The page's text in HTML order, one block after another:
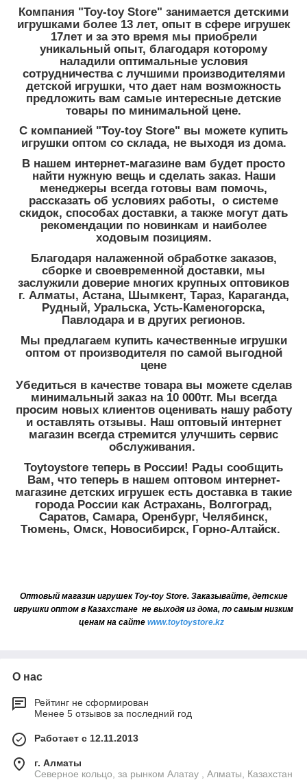
Компания "Toy-toy Store" занимается детскими
игрушками более 13 лет, опыт в сфере игрушек
17лет и за это время мы приобрели
уникальный опыт, благодаря которому
наладили оптимальные условия
сотрудничества с лучшими производителями
детской игрушки, что дает нам возможность
предложить вам самые интересные детские
товары по минимальной цене.
С компанией "Toy-toy Store" вы можете купить
игрушки оптом со склада, не выходя из дома.
В нашем интернет-магазине вам будет просто
найти нужную вещь и сделать заказ. Наши
менеджеры всегда готовы вам помочь,
рассказать об условиях работы, о системе
скидок, способах доставки, а также могут дать
рекомендации по новинкам и наиболее
ходовым позициям.
Благодаря налаженной обработке заказов,
сборке и своевременной доставки, мы
заслужили доверие многих крупных оптовиков
г. Алматы, Астана, Шымкент, Тараз, Караганда,
Рудный, Уральска, Усть-Каменогорска,
Павлодара и в других регионов.
Мы предлагаем купить качественные игрушки
оптом от производителя по самой выгодной
цене
Убедиться в качестве товара вы можете сделав
минимальный заказ на 10 000тг. Мы всегда
просим новых клиентов оценивать нашу работу
и оставлять отзывы. Наш оптовый интернет
магазин всегда стремится улучшить сервис
обслуживания.
Toytoystore теперь в России! Рады сообщить
Вам, что теперь в нашем оптовом интернет-
магазине детских игрушек есть доставка в такие
города России как Астрахань, Волгоград,
Саратов, Самара, Оренбург, Челябинск,
Тюмень, Омск, Новосибирск, Горно-Алтайск.
Оптовый магазин игрушек Toy-toy Store. Заказывайте, детские
игрушки оптом в Казахстане не выходя из дома, по самым низким
ценам на сайте www.toytoystore.kz
О нас
Рейтинг не сформирован
Менее 5 отзывов за последний год
Работает с 12.11.2013
г. Алматы
Северное кольцо, за рынком Алатау , Алматы, Казахстан